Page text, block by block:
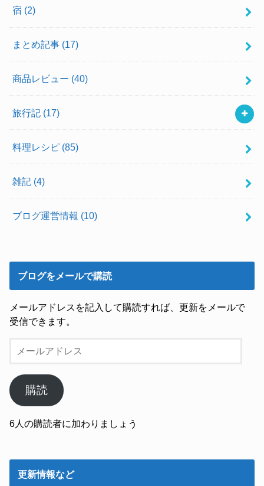
宿 (2)
まとめ記事 (17)
商品レビュー (40)
旅行記 (17)
料理レシピ (85)
雑記 (4)
ブログ運営情報 (10)
ブログをメールで購読
メールアドレスを記入して購読すれば、更新をメールで
受信できます。
ー
ア
ド
ス
購読
6人の購読者に加わりましょう
更新情報など